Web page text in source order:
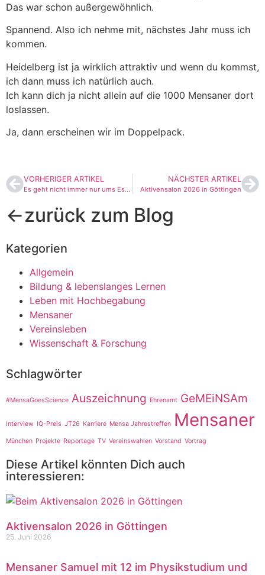
Das war schon außergewöhnlich.
Spannend. Also ich nehme mit, nächstes Jahr muss ich
kommen.
Heidelberg ist ja wirklich attraktiv und wenn du kommst,
ich dann muss ich natürlich auch.
Ich kann dich ja nicht allein auf die 1000 Mensaner dort
loslassen.
Ja, dann erscheinen wir im Doppelpack.
VORHERIGER ARTIKEL
Es geht nicht immer nur ums Essen
NÄCHSTER ARTIKEL
Aktivensalon 2026 in Göttingen
←zurück zum Blog
Kategorien
Allgemein
Bildung & lebenslanges Lernen
Leben mit Hochbegabung
Mensaner
Vereinsleben
Wissenschaft & Forschung
Schlagwörter
#MensaGoesScience Auszeichnung Ehrenamt GeMEiNSAm
Interview IQ-Preis JT26 Karriere Mensa Jahrestreffen Mensaner
München Projekte Reportage TV Vereinswahlen Vorstand Vortrag
Diese Artikel könnten Dich auch
interessieren:
Aktivensalon 2026 in Göttingen
25. Juni 2026
Mensaner Samuel mit 12 im Physikstudium und